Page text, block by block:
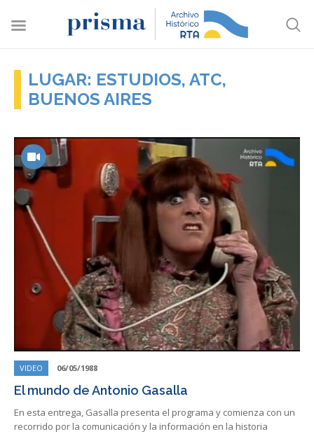
LUGAR: ESTUDIOS, ATC,
BUENOS AIRES
VIDEO 06/05/1988
El mundo de Antonio Gasalla
En esta entrega, Gasalla presenta el programa y comienza con un
recorrido por la comunicación y la información en la historia